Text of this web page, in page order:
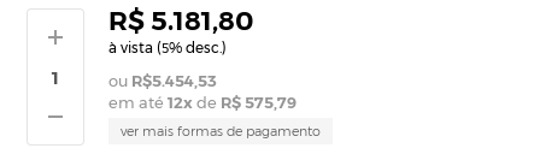
R$ 5.181,80
à vista (5% desc.)
R$5.454,53
em até12x de R$ 575,79
ver mais formas de pagamento